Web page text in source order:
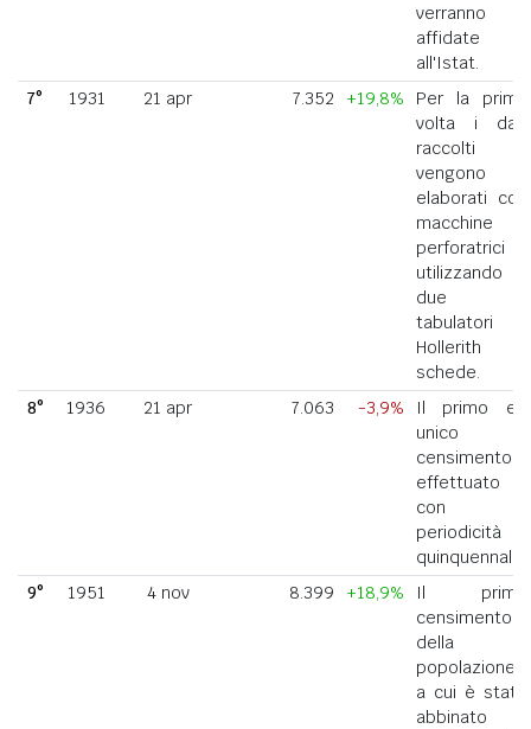
verranno
affidate
all'Istat.
7°
1931 21 apr 7.352 +19,8%
Per la prima
volta i dati
raccolti
vengono
elaborati con
macchine
perforatrici
utilizzando
due
tabulatori
Hollerith a
schede.
8°
1936 21 apr 7.063 -3,9%
Il primo ed
unico
censimento
effettuato
con
periodicità
quinquennale.
9°
1951 4 nov 8.399 +18,9%
Il primo
censimento
della
popolazione
a cui è stato
abbinato